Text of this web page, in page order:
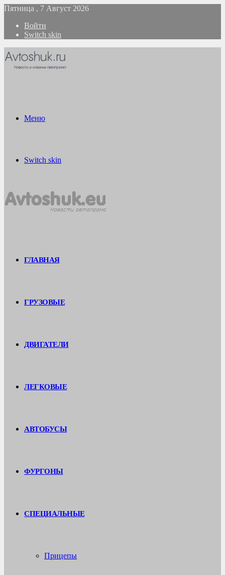
Пятница , 7 Август 2026
Войти
Switch skin
Меню
Switch skin
ГЛАВНАЯ
ГРУЗОВЫЕ
ДВИГАТЕЛИ
ЛЕГКОВЫЕ
АВТОБУСЫ
ФУРГОНЫ
СПЕЦИАЛЬНЫЕ
Прицепы